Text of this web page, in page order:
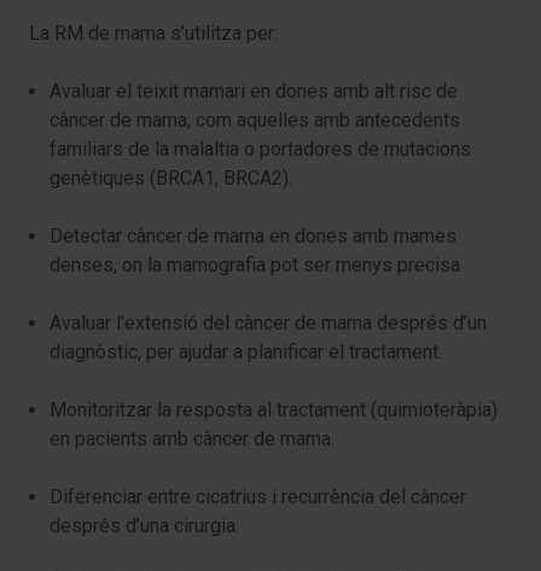
La RM de mama s’utilitza per:
Avaluar el teixit mamari en dones amb alt risc de
càncer de mama, com aquelles amb antecedents
familiars de la malaltia o portadores de mutacions
genètiques (BRCA1, BRCA2).
Detectar càncer de mama en dones amb mames
denses, on la mamografia pot ser menys precisa.
Avaluar l’extensió del càncer de mama després d’un
diagnòstic, per ajudar a planificar el tractament.
Monitoritzar la resposta al tractament (quimioteràpia)
en pacients amb càncer de mama.
Diferenciar entre cicatrius i recurrència del càncer
després d’una cirurgia.